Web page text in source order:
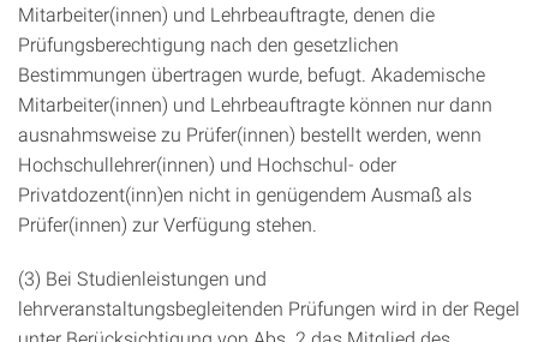
Mitarbeiter(innen) und Lehrbeauftragte, denen die
Prüfungsberechtigung nach den gesetzlichen
Bestimmungen übertragen wurde, befugt. Akademische
Mitarbeiter(innen) und Lehrbeauftragte können nur dann
ausnahmsweise zu Prüfer(innen) bestellt werden, wenn
Hochschullehrer(innen) und Hochschul- oder
Privatdozent(inn)en nicht in genügendem Ausmaß als
Prüfer(innen) zur Verfügung stehen.
(3) Bei Studienleistungen und
lehrveranstaltungsbegleitenden Prüfungen wird in der Regel